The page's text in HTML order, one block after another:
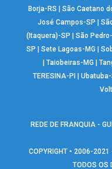
Borja-RS |São Caetano
José Campos-SP |
(Itaquera)-SP |São
SP |Sete Lagoas-MG |
| Taiobeiras-MG |
TERESINA-PI |Ubatuba-
REDE DE FRANQUIA -
COPYRIGHT • 2006-
TODOS OS